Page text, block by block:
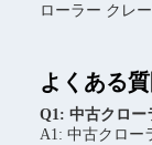
ローラー クレ
よくある質
Q1: 中古クロー
A1: 中古クロー